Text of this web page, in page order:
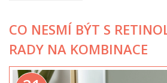
CO NESMÍ BÝT S
RADY NA KOMBINACE